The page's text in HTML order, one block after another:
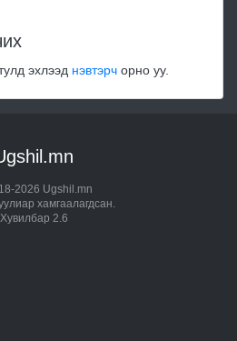
эхлээд нэвтэрч орно уу.
2026 Ugshil.mn
хамгаалагдсан.
Хувилбар 2.6